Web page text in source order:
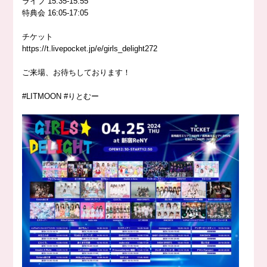
特典会 16:05-17:05
チケット
https://t.livepocket.jp/e/girls_delight272
ご来場、お待ちしております！
#LITMOON #りとむー